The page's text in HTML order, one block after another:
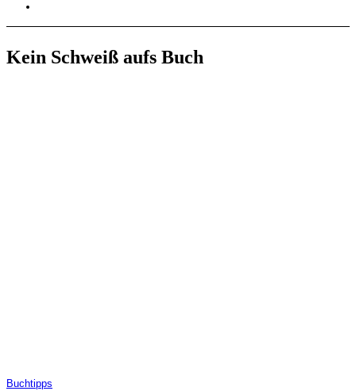
Kein Schweiß aufs Buch
Buchtipps